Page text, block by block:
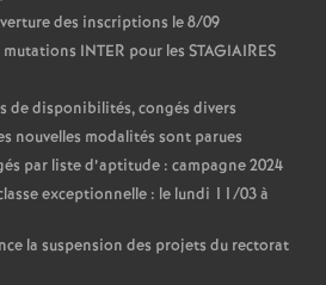
des inscriptions le 8/09
INTER pour les STAGIAIRES
de disponibilités, congés divers
nouvelles modalités sont parues
par liste d’aptitude : campagne 2024
exceptionnelle : le lundi 11/03 à
la suspension des projets du rectorat